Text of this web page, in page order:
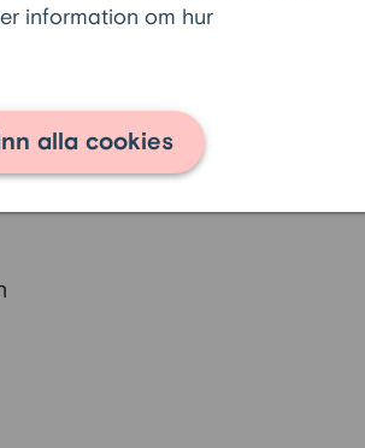
information om hur
alla cookies